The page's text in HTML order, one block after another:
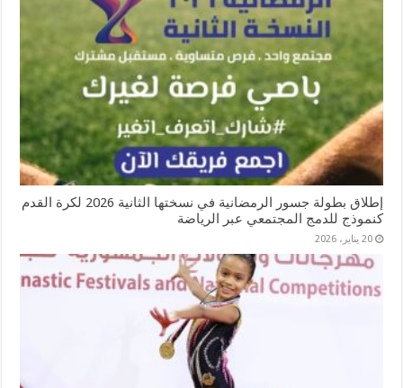
إطلاق بطولة جسور الرمضانية في نسختها الثانية 2026 لكرة القدم
كنموذج للدمج المجتمعي عبر الرياضة
20 يناير، 2026